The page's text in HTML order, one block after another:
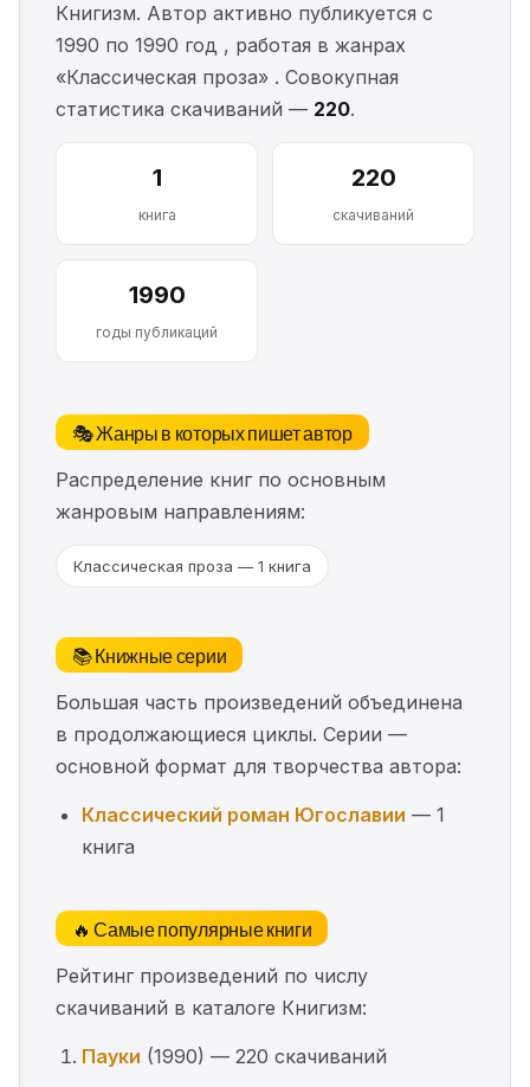
Книгизм. Автор активно публикуется с
1990 по 1990 год , работая в жанрах
«Классическая проза» . Совокупная
статистика скачиваний — 220.
1
книга
220
скачиваний
1990
годы публикаций
🎭 Жанры в которых пишет автор
Распределение книг по основным
жанровым направлениям:
Классическая проза — 1 книга
📚 Книжные серии
Большая часть произведений объединена
в продолжающиеся циклы. Серии —
основной формат для творчества автора:
Классический роман Югославии — 1
книга
🔥 Самые популярные книги
Рейтинг произведений по числу
скачиваний в каталоге Книгизм:
Пауки (1990) — 220 скачиваний